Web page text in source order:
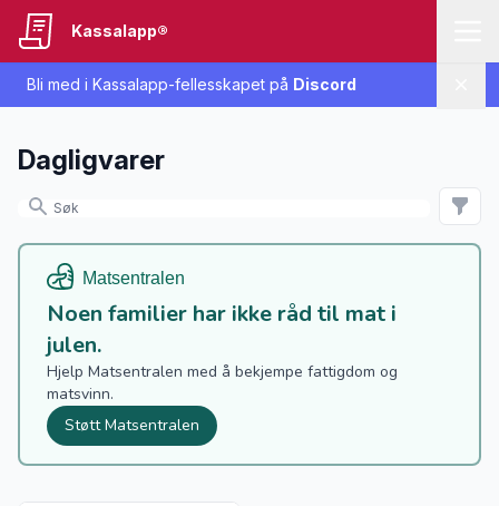
Bli med i Kassalapp-fellesskapet på Discord
Kassalapp®
Dagligvarer
Noen familier har ikke råd til mat i
julen.
Hjelp Matsentralen med å bekjempe fattigdom og
matsvinn.
Støtt Matsentralen